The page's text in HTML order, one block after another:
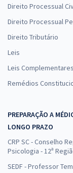
Direito Processual
Direito Processual
Direito Tributário
Leis
Leis Complementares
Remédios
PREPARAÇÃO A
LONGO PRAZO
CRP SC - Conselho
Psicologia - 12ª
SEDF - Professor